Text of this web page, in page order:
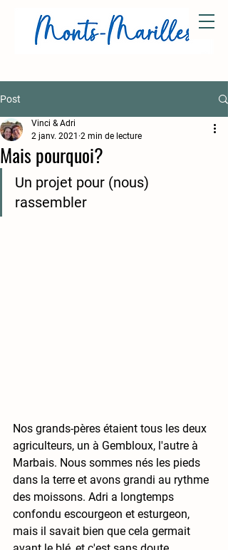
Post
Mais pourquoi?
Vinci & Adri
2 janv. 2021 2 min de lecture
Un projet pour (nous)
rassembler
Nos grands-pères étaient tous les deux
agriculteurs, un à Gembloux, l'autre à
Marbais. Nous sommes nés les pieds
dans la terre et avons grandi au rythme
des moissons. Adri a longtemps
confondu escourgeon et esturgeon,
mais il savait bien que cela germait